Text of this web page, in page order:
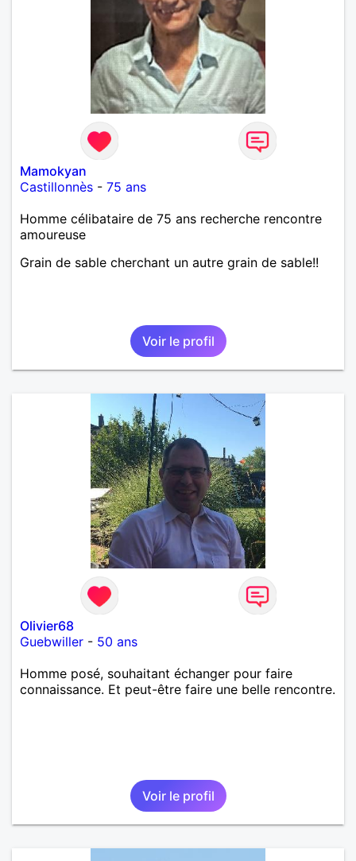
Mamokyan
Castillonnès - 75 ans
Homme célibataire de 75 ans recherche rencontre
amoureuse
Grain de sable cherchant un autre grain de sable!!
Voir le profil
Olivier68
Guebwiller - 50 ans
Homme posé, souhaitant échanger pour faire
connaissance. Et peut-être faire une belle rencontre.
Voir le profil